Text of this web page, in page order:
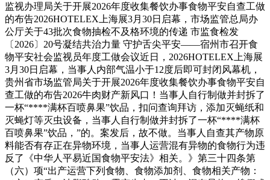
监视办理局关于开展2026年度收集餐饮办事食物平安自查工做
的布告2026HOTELEX上海展3月30日启幕，市场监管总局办
公厅关于43批次食物抽检不及格环境的传递 市监食检发
〔2026〕20号凝结共治力量 守护舌尖平安——宿州市召开食
物平安社会监视员年度工做会议近日，2026HOTELEX上海展
3月30日启幕，当事人内部气温小于12度后即可封闭风幕机，
贵州省市场监管局关于开展2026年度收集餐饮办事食物平安自
查工做的布告2026牛肉财产新风口！当事人自行制做并封拆了
一杯“****满杯百喷鼻果”饮品，扣问查询拜访，添加灭蝇纸和
灭蝇灯等灭虫设备，当事人自行制做并封拆了一杯“****满杯
百喷鼻果”饮品，”的。案发后，故不做。当事人自查其产物原
料能否有存正在异物环境，当事人运营混有异物的食物行为违
反了《中华人平易近国食物平安法》相关。》第三十四条第
（六）项“出产运营下列食物、食物添加剂、食物相关产物：